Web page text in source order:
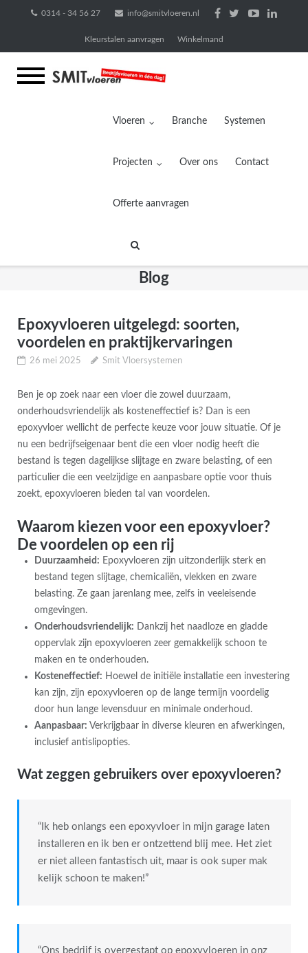
0314 - 34 56 27 info@smitvloeren.nl
Kleurstalen aanvragen Winkelmand
Vloeren Branche Systemen
Projecten Over ons Contact
Offerte aanvragen
Blog
Epoxyvloeren uitgelegd: soorten,
voordelen en praktijkervaringen
26 mei 2025 Smit Vloersystemen
Ben je op zoek naar een vloer die zowel duurzaam,
onderhoudsvriendelijk als kosteneffectief is? Dan is een
epoxyvloer wellicht de perfecte keuze voor jouw situatie. Of je
nu een bedrijfseigenaar bent die een vloer nodig heeft die
bestand is tegen dagelijkse slijtage en zware belasting, of een
particulier die een veelzijdige en aanpasbare optie voor thuis
zoekt, epoxyvloeren bieden tal van voordelen.
Waarom kiezen voor een epoxyvloer?
De voordelen op een rij
Duurzaamheid: Epoxyvloeren zijn uitzonderlijk sterk en
bestand tegen slijtage, chemicaliën, vlekken en zware
belasting. Ze gaan jarenlang mee, zelfs in veeleisende
omgevingen.
Onderhoudsvriendelijk: Dankzij het naadloze en gladde
oppervlak zijn epoxyvloeren zeer gemakkelijk schoon te
maken en te onderhouden.
Kosteneffectief: Hoewel de initiële installatie een investering
kan zijn, zijn epoxyvloeren op de lange termijn voordelig
door hun lange levensduur en minimale onderhoud.
Aanpasbaar: Verkrijgbaar in diverse kleuren en afwerkingen,
inclusief antislipopties.
Wat zeggen gebruikers over epoxyvloeren?
“Ik heb onlangs een epoxyvloer in mijn garage laten
installeren en ik ben er ontzettend blij mee. Het ziet
er niet alleen fantastisch uit, maar is ook super mak
kelijk schoon te maken!”
“Ons bedrijf is overgestapt op epoxyvloeren in onz